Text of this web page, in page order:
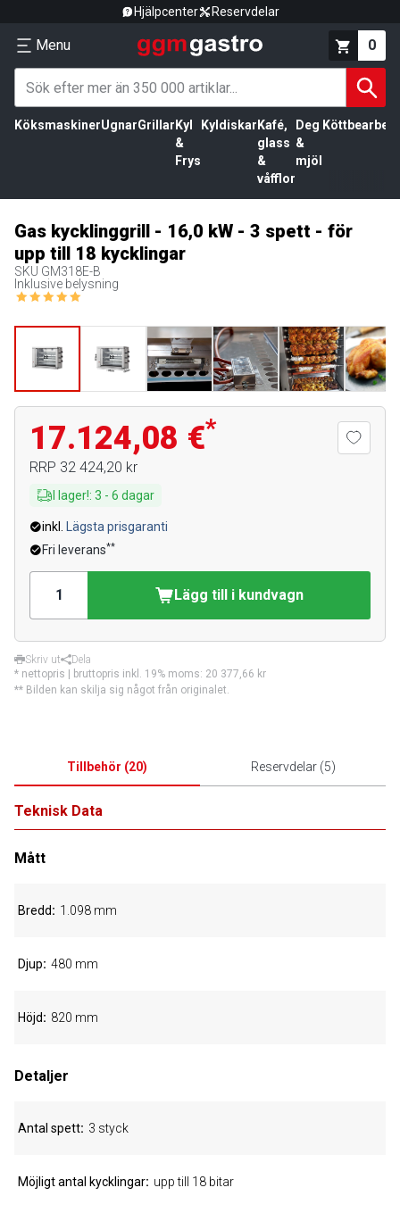
Hjälpcenter Reservdelar
Menu 0
KöksmaskinerUgnarGrillar Kyl
&
Frys
Kyldiskar Kafé,
glass
&
våfflor
Deg
&
mjöl
Gas kycklinggrill - 16,0 kW - 3 spett - för
upp till 18 kycklingar
SKU GM318E-B
Inklusive belysning
17.124,08 €*
RRP 32 424,20 kr
I lager!: 3 - 6 dagar
inkl.
Lägsta prisgaranti
Fri leverans**
Lägg till i kundvagn
Skriv ut
Dela
* nettopris | bruttopris inkl. 19% moms: 20 377,66 kr
** Bilden kan skilja sig något från originalet.
Tillbehör (20) Reservdelar(5)
Teknisk Data
Mått
Bredd 1.098 mm
Djup 480 mm
Höjd 820 mm
Detaljer
Antal spett 3 styck
Möjligt antal kycklingar upp till 18 bitar